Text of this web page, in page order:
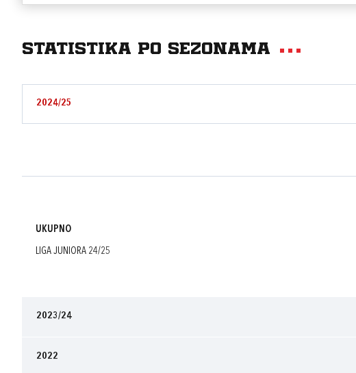
Statistika po sezonama
2024/25
UKUPNO
LIGA JUNIORA 24/25
2023/24
2022